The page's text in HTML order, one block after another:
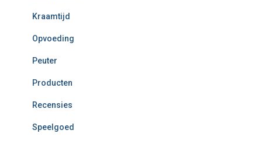
Kraamtijd
Opvoeding
Peuter
Producten
Recensies
Speelgoed